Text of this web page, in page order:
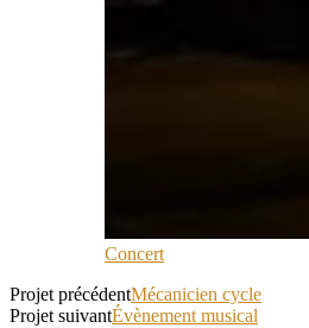
Concert
Projet précédentMécanicien cycle
Projet suivantÉvènement musical